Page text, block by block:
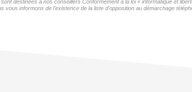
destinées à nos conseillers Conformément à la loi « informatique et
vous informons de l'existence de la liste d'opposition au démarchage